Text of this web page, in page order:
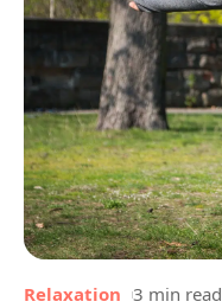
Relaxation 3 min read